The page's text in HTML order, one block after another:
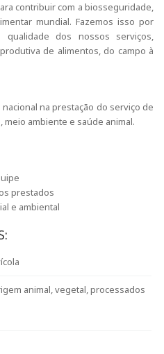
contribuir com a biosseguridade,
mundial. Fazemos isso por
dos nossos serviços,
de alimentos, do campo à
na prestação do serviço de
ambiente e saúde animal.
prestados
e ambiental
animal, vegetal, processados